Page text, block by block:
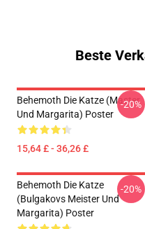
Beste
Behemoth Die Katze (Master
Und Margarita) Poster
15,64 £ - 36,26 £
-20%
Behemoth Die Katze
(Bulgakovs Meister Und
Margarita) Poster
-20%